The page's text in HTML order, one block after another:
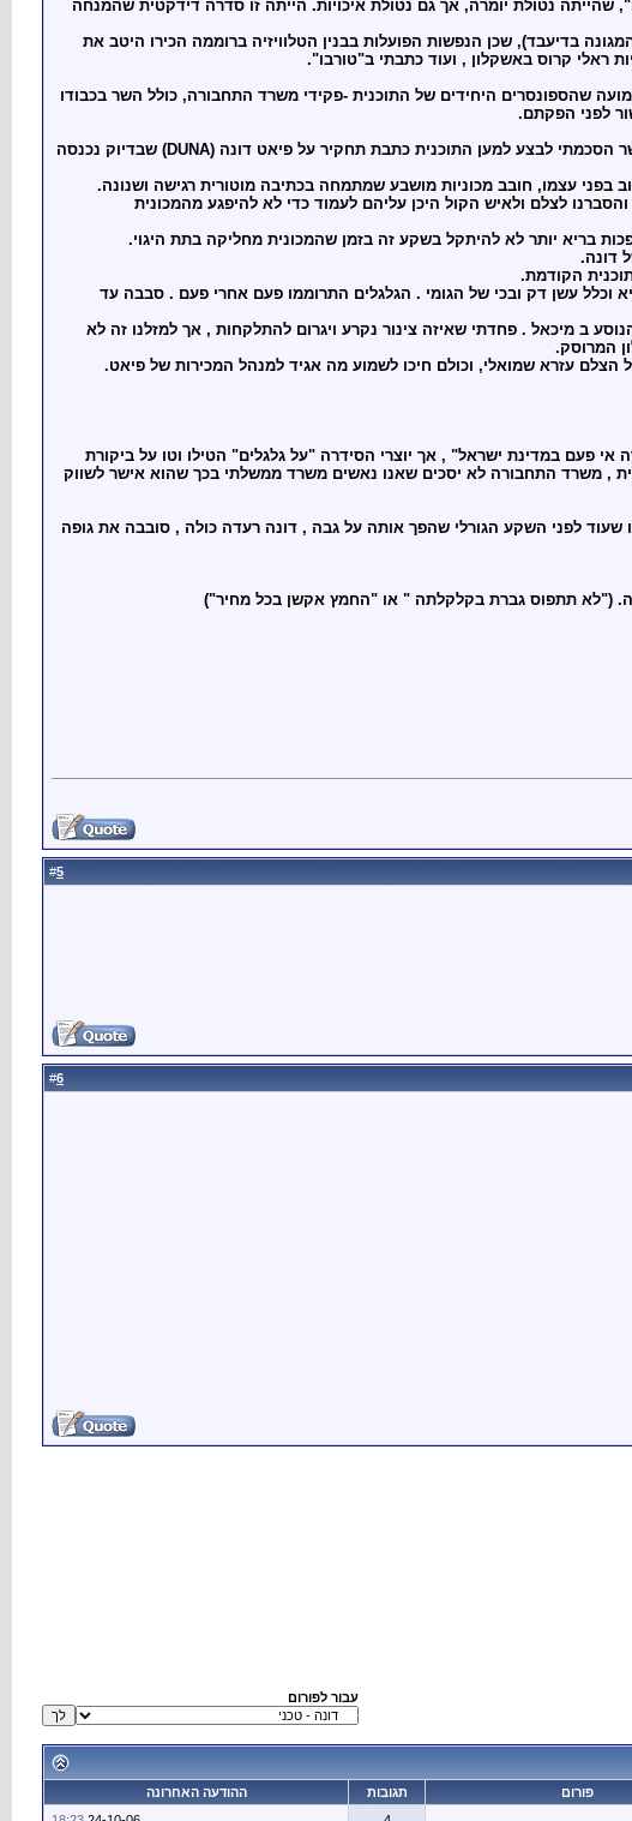
שהייתה נטולת יומרה, אך גם נטולת איכויות. הייתה זו סדרה דידקטית שהמנחה
בדיעבד), שכן הנפשות הפועלות בבנין הטלוויזיה ברוממה הכירו היטב את
ראלי קרוס באשקלון , ועוד כתבתי ב"טורבו".
שהספונסרים היחידים של התוכנית -פקידי משרד התחבורה, כולל השר בכבודו
לפני הפקתם.
הסירוב שלי להשתתף בפרויקט "על גלגלים" נשבר רק פעמיים -כלומר פעם ראשונה ופעם אחרונה - כאשר הסכמתי לבצע למען התוכנית כתבת תחקיר על פיאט דונה (DUNA) שבדיוק נכנסה
בפני עצמו, חובב מכוניות מושבע שמתמחה בכתיבה מוטורית רגישה ושנונה.
לצלם ולאיש הקול היכן עליהם לעמוד כדי לא להיפגע מהמכונית
בריא יותר לא להיתקל בשקע זה בזמן שהמכונית מחליקה בתת היגוי.
דונה.
הקודמת.
וכלל עשן דק ובכי של הגומי . הגלגלים התרוממו פעם אחרי פעם . סבבה עד
ב מיכאל . פחדתי שאיזה צינור נקרע ויגרום להתלקחות , אך למזלנו זה לא
המרוסק.
הצלם עזרא שמואלי, וכולם חיכו לשמוע מה אגיד למנהל המכירות של פיאט.
אי פעם במדינת ישראל" , אך יוצרי הסידרה "על גלגלים" הטילו וטו על ביקורת
, משרד התחבורה לא יסכים שאנו נאשים משרד ממשלתי בכך שהוא אישר לשווק
לפני השקע הגורלי שהפך אותה על גבה , דונה רעדה כולה , סובבה את גופה
("לא תתפוס גברת בקלקלתה " או "החמץ אקשן בכל מחיר")
5
6
עבור לפורום
פורום תגובות
ההודעה האחרונה